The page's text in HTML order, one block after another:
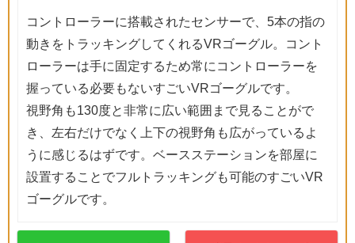
コントローラーに搭載されたセンサーで、5本の指の
動きをトラッキングしてくれるVRゴーグル。コント
ローラーは手に固定するため常にコントローラーを
握っている必要もないすごいVRゴーグルです。
視野角も130度と非常に広い範囲まで見ることがで
き、左右だけでなく上下の視野角も広がっているよ
うに感じるはずです。ベースステーションを部屋に
設置することでフルトラッキングも可能のすごいVR
ゴーグルです。